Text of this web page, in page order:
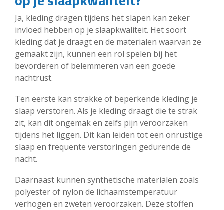
Ja, kleding dragen tijdens het slapen kan zeker
invloed hebben op je slaapkwaliteit. Het soort
kleding dat je draagt en de materialen waarvan ze
gemaakt zijn, kunnen een rol spelen bij het
bevorderen of belemmeren van een goede
nachtrust.
Ten eerste kan strakke of beperkende kleding je
slaap verstoren. Als je kleding draagt die te strak
zit, kan dit ongemak en zelfs pijn veroorzaken
tijdens het liggen. Dit kan leiden tot een onrustige
slaap en frequente verstoringen gedurende de
nacht.
Daarnaast kunnen synthetische materialen zoals
polyester of nylon de lichaamstemperatuur
verhogen en zweten veroorzaken. Deze stoffen